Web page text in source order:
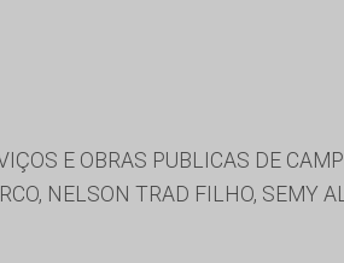
E OBRAS PUBLICAS DE
NELSON TRAD FILHO, SEMY